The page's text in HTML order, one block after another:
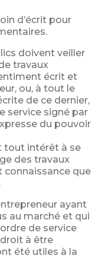
d’écrit pour
doivent veiller
travaux
écrit et
ou, à tout le
de ce dernier,
service signé par
du pouvoir
tout intérêt à se
des travaux
connaissance que
ayant
au marché et qui
de service
à être
été utiles à la